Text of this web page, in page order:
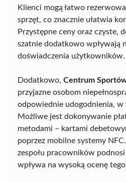
Klienci mogą łatwo
sprzęt, co znacznie ułatwia
Przystępne ceny oraz czyste,
szatnie dodatkowo wpływają
doświadczenia użytkowników.
Dodatkowo, Centrum
przyjazne osobom
odpowiednie udogodnienia, w
Możliwe jest dokonywanie
metodami – kartami
poprzez mobilne systemy
zespołu pracowników
wpływa na wysoką ocenę